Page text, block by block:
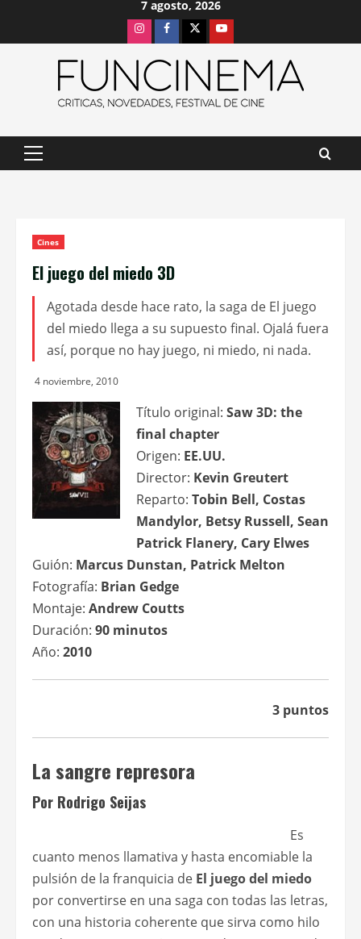
7 agosto, 2026
InstagramFacebook
X Youtube
Menú
Cines
El juego del miedo 3D
Agotada desde hace rato, la saga de El juego
del miedo llega a su supuesto final. Ojalá fuera
así, porque no hay juego, ni miedo, ni nada.
4 noviembre, 2010
Título original: Saw 3D: the
final chapter
Origen: EE.UU.
Director: Kevin Greutert
Reparto: Tobin Bell, Costas
Mandylor, Betsy Russell, Sean
Patrick Flanery, Cary Elwes
Guión: Marcus Dunstan, Patrick Melton
Fotografía: Brian Gedge
Montaje: Andrew Coutts
Duración: 90 minutos
Año: 2010
3 puntos
La sangre represora
Por Rodrigo Seijas
Es
cuanto menos llamativa y hasta encomiable la
pulsión de la franquicia de El juego del miedo
por convertirse en una saga con todas las letras,
con una historia coherente que sirva como hilo